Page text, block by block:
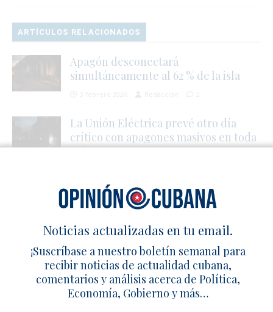
ARTÍCULOS RELACIONADOS
Apagón desconectará
simultáneamente al 62 % de la isla
La Unión Eléctrica prevé otro día
crítico con apagones masivos en toda
Cuba
Encarcelado activista por transmitir
protesta contra el PCC en Encrucijada
28 febrero 2025 Redacción 0
SÉ EL PRIMERO EN COMENTAR
Deja un comentario
Noticias actualizadas en tu email.
¡Suscríbase a nuestro boletín semanal para
recibir noticias de actualidad cubana,
comentarios y análisis acerca de Política,
Economía, Gobierno y más…